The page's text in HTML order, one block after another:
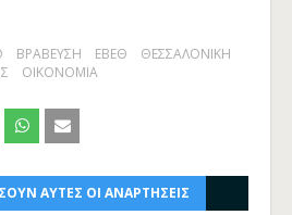
ΒΡΑΒΕΥΣΗ ΕΒΕΘ
ΘΕΣΣΑΛΟΝΙΚΗ
ΟΙΚΟΝΟΜΙΑ
ΑΥΤΕΣ ΟΙ ΑΝΑΡΤΗΣΕΙΣ